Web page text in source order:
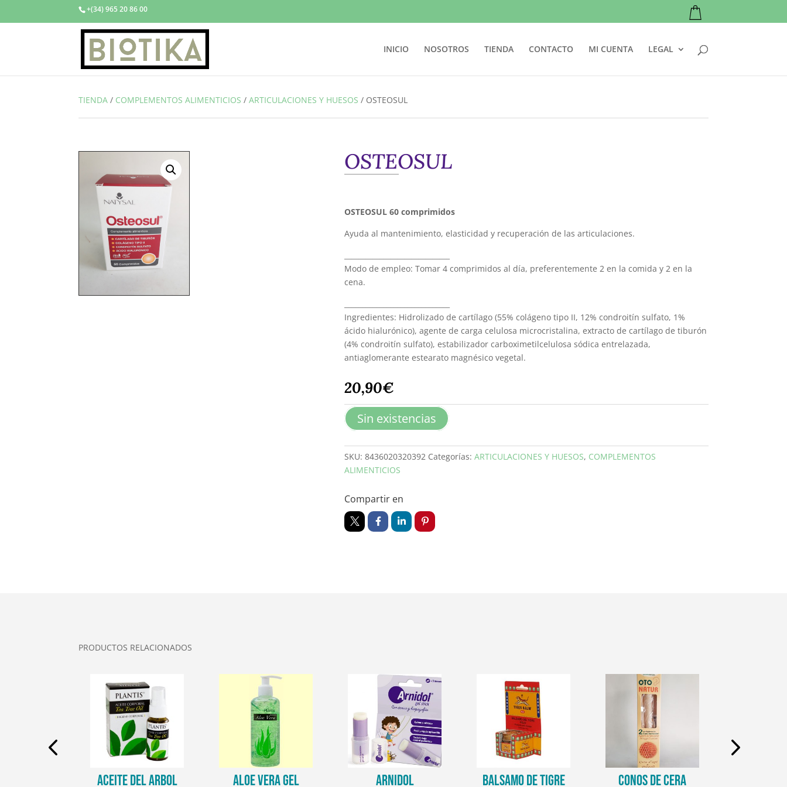
+(34) 965 20 86 00
INICIO NOSOTROS TIENDA CONTACTO MI CUENTA LEGAL
TIENDA / COMPLEMENTOS ALIMENTICIOS /ARTICULACIONES Y HUESOS / OSTEOSUL
OSTEOSUL
OSTEOSUL 60 comprimidos
Ayuda al mantenimiento, elasticidad y recuperación de las articulaciones.
Modo de empleo: Tomar 4 comprimidos al día, preferentemente 2 en la comida y 2 en la
cena.
Ingredientes: Hidrolizado de cartílago (55% colágeno tipo II, 12% condroitín sulfato, 1%
ácido hialurónico), agente de carga celulosa microcristalina, extracto de cartílago de tiburón
(4% condroitín sulfato), estabilizador carboximetilcelulosa sódica entrelazada,
antiaglomerante estearato magnésico vegetal.
20,90€
Sin existencias
SKU: 8436020320392 Categorías: ARTICULACIONES Y HUESOS, COMPLEMENTOS
ALIMENTICIOS
Compartir en
PRODUCTOS RELACIONADOS
ACEITE DEL ARBOL
ALOE VERA GEL ARNIDOL
BALSAMO DE TIGRE
CONOS DE CERA